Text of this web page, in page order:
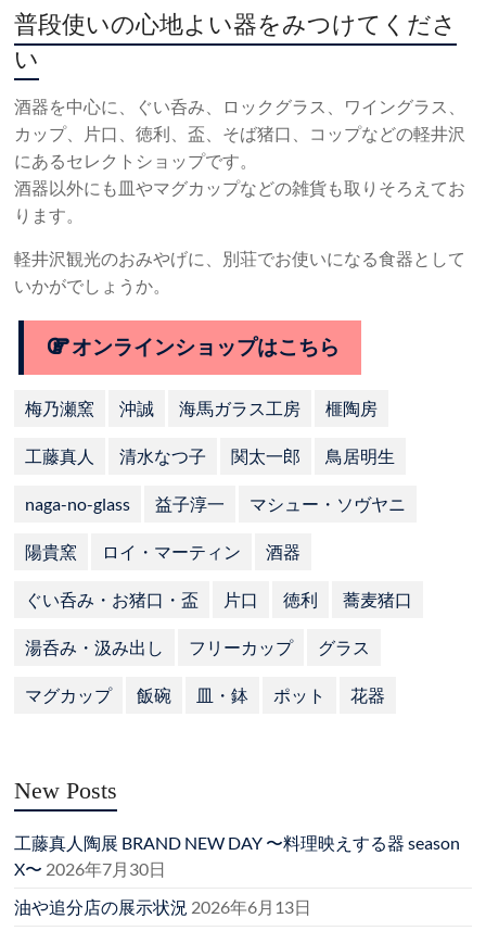
普段使いの心地よい器をみつけてくださ
い
酒器を中心に、ぐい呑み、ロックグラス、ワイングラス、
カップ、片口、徳利、盃、そば猪口、コップなどの軽井沢
にあるセレクトショップです。
酒器以外にも皿やマグカップなどの雑貨も取りそろえてお
ります。
軽井沢観光のおみやげに、別荘でお使いになる食器として
いかがでしょうか。
オンラインショップはこちら
梅乃瀬窯 沖誠 海馬ガラス工房 榧陶房
工藤真人 清水なつ子 関太一郎 鳥居明生
naga-no-glass 益子淳一 マシュー・ソヴヤニ
陽貴窯 ロイ・マーティン 酒器
ぐい呑み・お猪口・盃 片口 徳利 蕎麦猪口
湯呑み・汲み出し フリーカップ グラス
マグカップ 飯碗 皿・鉢 ポット 花器
New Posts
工藤真人陶展 BRAND NEW DAY 〜料理映えする器 season
X〜 2026年7月30日
油や追分店の展示状況 2026年6月13日